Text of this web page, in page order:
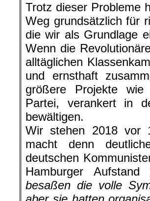
Trotz dieser Probleme
Weg grundsätzlich für
die wir als Grundlage
Wenn die
alltäglichen
und ernsthaft
größere Projekte wie
Partei, verankert in
bewältigen.
Wir stehen 2018 vor
macht denn
deutschen
Hamburger
besaßen die volle